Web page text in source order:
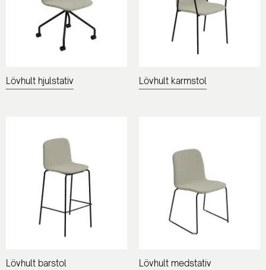
Lövhult hjulstativ Lövhult karmstol
Lövhult barstol Lövhult medstativ